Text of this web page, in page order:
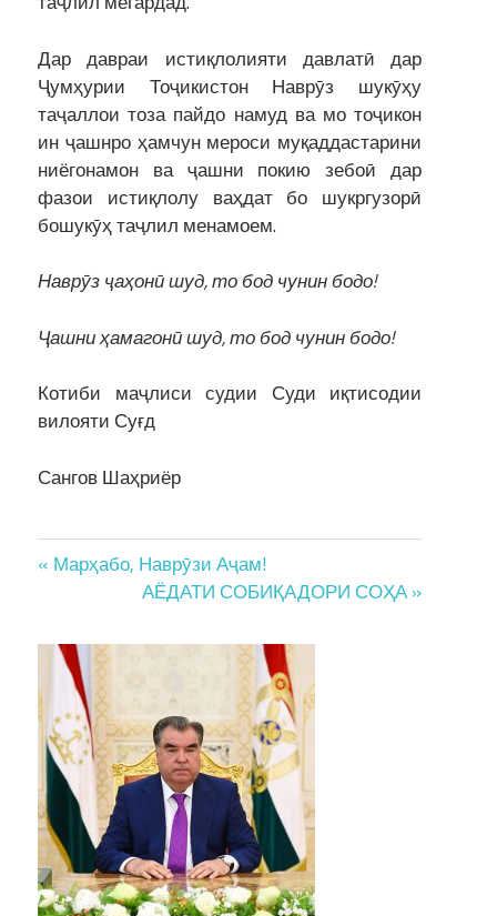
Дар давраи истиқлолияти давлатӣ дар
Ҷумҳурии Тоҷикистон Наврӯз шукӯҳу
таҷаллои тоза пайдо намуд ва мо тоҷикон
ин ҷашнро ҳамчун мероси муқаддастарини
ниёгонамон ва ҷашни покию зебоӣ дар
фазои истиқлолу ваҳдат бо шукргузорӣ
бошукӯҳ таҷлил менамоем.
Наврӯз ҷаҳонӣ шуд, то бод чунин бодо!
Ҷашни ҳамагонӣ шуд, то бод чунин бодо!
Котиби маҷлиси судии Суди иқтисодии
вилояти Суғд
Сангов Шаҳриёр
Post
navigation
« Марҳабо, Наврӯзи Аҷам!
АЁДАТИ СОБИҚАДОРИ СОҲА »